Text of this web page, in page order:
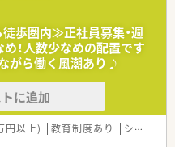
た全店舗共通の調剤システムを
の声をもとに随時更新していま
している処方箋の傾向に合わせ
積極的な導入をおこなっていま
ス研修など、働く従業員の方た
8店舗を展開しており、営利目
ることを第一に運営されている
密着の運営を続けており、昔か
かい人間関係の中で業務に取り組
で多様な出店形態を持ち、地域
歩圏内≫正社員募集・週
！人数少なめの配置です
がら働く風潮あり♪
に追加
円以上) 教育制度あり シフト制